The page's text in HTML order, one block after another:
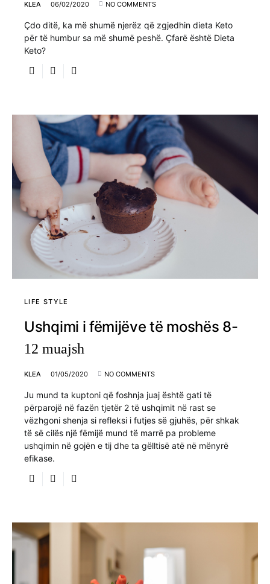
KLEA 06/02/2020 NO COMMENTS
Çdo ditë, ka më shumë njerëz që zgjedhin dieta Keto
për të humbur sa më shumë peshë. Çfarë është Dieta
Keto?
LIFE STYLE
Ushqimi i fëmijëve të moshës 8-
12 muajsh
KLEA 01/05/2020 NO COMMENTS
Ju mund ta kuptoni që foshnja juaj është gati të
përparojë në fazën tjetër 2 të ushqimit në rast se
vëzhgoni shenja si refleksi i futjes së gjuhës, për shkak
të së cilës një fëmijë mund të marrë pa probleme
ushqimin në gojën e tij dhe ta gëlltisë atë në mënyrë
efikase.